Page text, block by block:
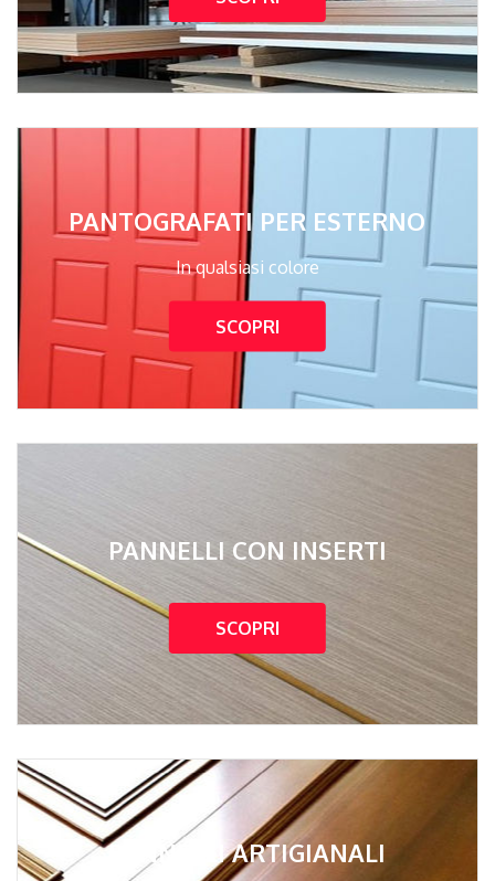
PANTOGRAFATI PER ESTERNO
In qualsiasi colore
SCOPRI
PANNELLI CON INSERTI
SCOPRI
PANNELLI ARTIGIANALI